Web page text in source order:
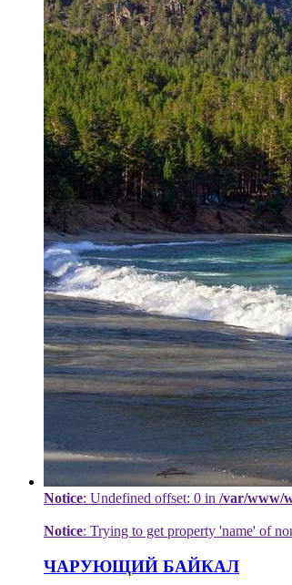
Notice: Undefined offset: 0 in /var/www/
Notice: Trying to get property 'name' of
ЧАРУЮЩИЙ БАЙКАЛ